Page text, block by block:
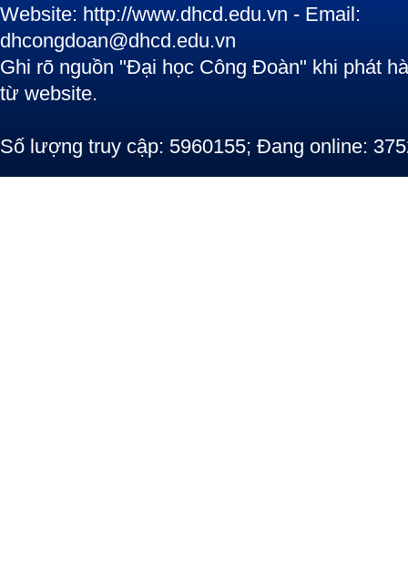
Website: http://www.dhcd.edu.vn - Email:
dhcongdoan@dhcd.edu.vn
Ghi rõ nguồn "Đại học Công Đoàn" khi phát
từ website.
Số lượng truy cập: 5960155; Đang online: